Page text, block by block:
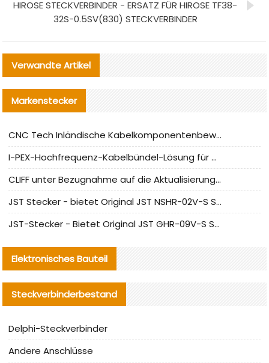
HIROSE STECKVERBINDER - ERSATZ FÜR HIROSE TF38-
32S-0.5SV(830) STECKVERBINDER
Verwandte Artikel
Markenstecker
CNC Tech Inländische Kabelkomponentenbewertung und Massenproduktionsanpassungsanleitung
I-PEX-Hochfrequenz-Kabelbündel-Lösung für die heimische Produktion analysiert
CLIFF unter Bezugnahme auf die Aktualisierung der chinesischen Stecker-Testnormen
JST Stecker - bietet Original JST NSHR-02V-S Stecker und Ersatzteile an
JST-Stecker - Bietet Original JST GHR-09V-S Stecker und Ersatzteile an
Elektronisches Bauteil
Steckverbinderbestand
Delphi-Steckverbinder
Andere Anschlüsse